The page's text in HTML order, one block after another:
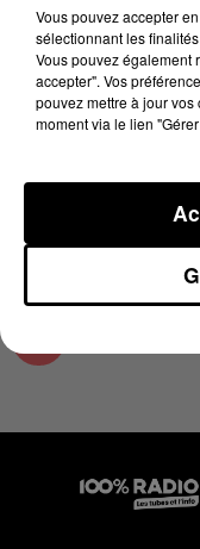
1er mai 2024 - 2
LES INFOS DU
01/05/2024 À
Podcasts infos du
Vous pouvez accepter
sélectionnant les
Vous pouvez également
accepter". Vos
pouvez mettre à jour
moment via le lien